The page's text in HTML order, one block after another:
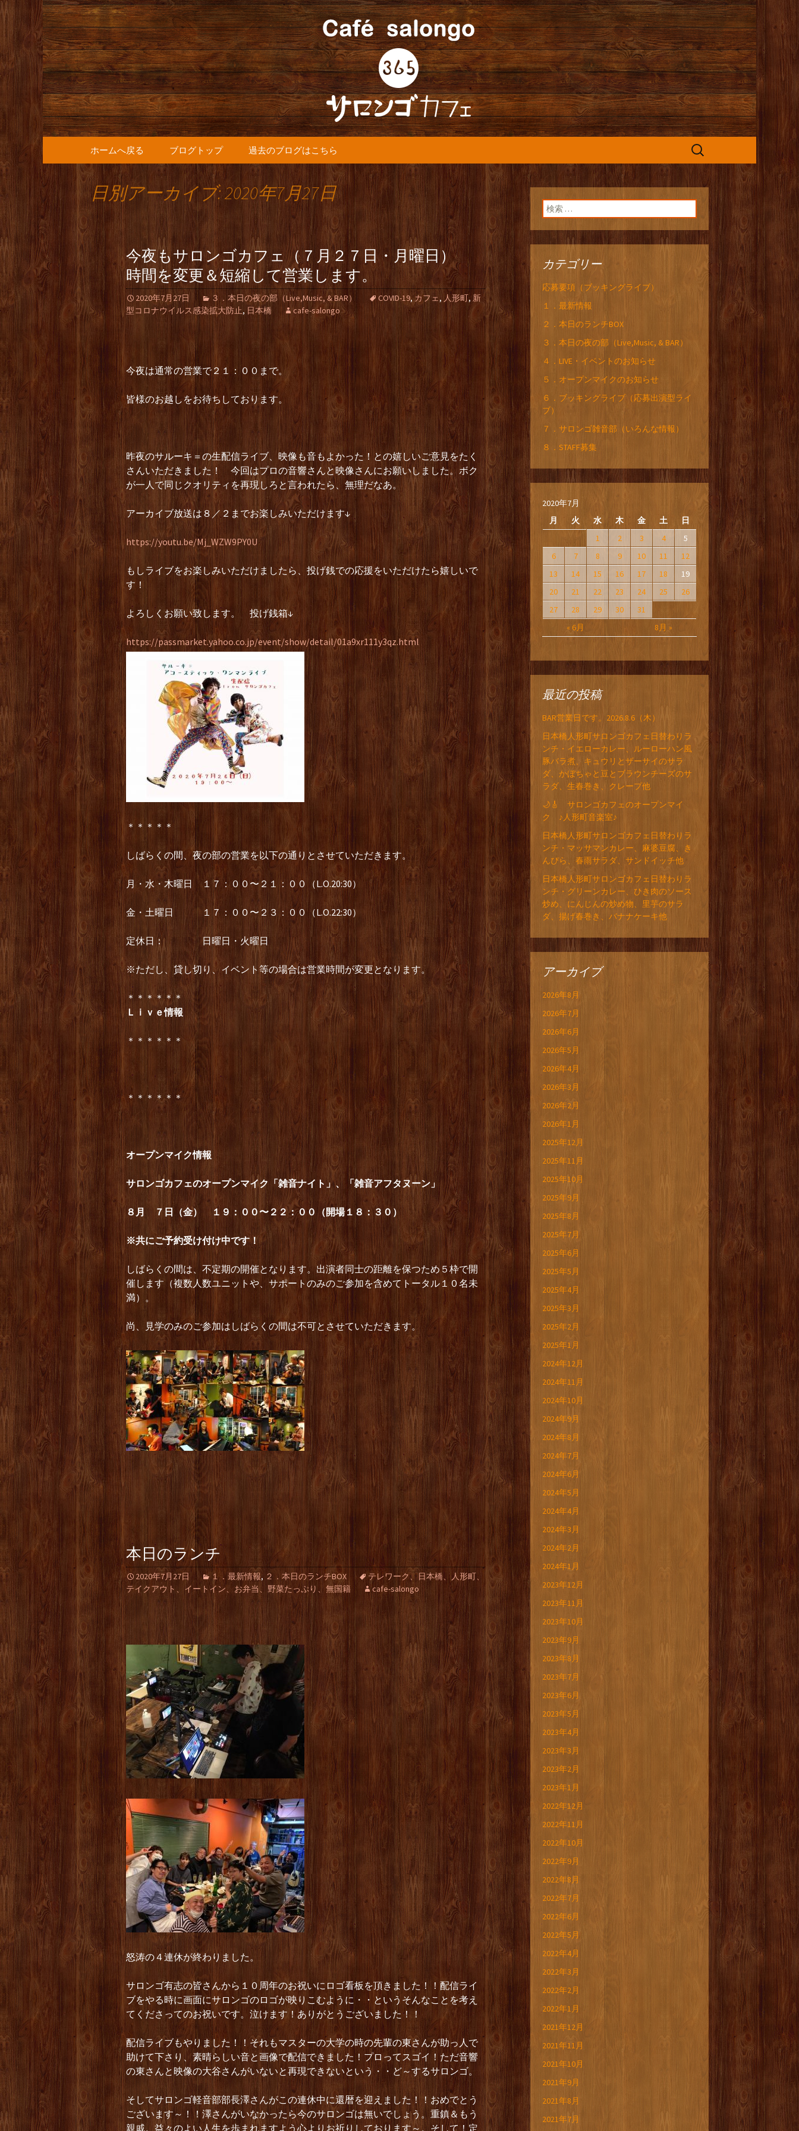
人形町の『365(サロンゴ)カフェ』よりお
知らせ
人形町の音楽カフェ『365カフェ』より最新情報をお届けします。
コンテンツへ移動
ホームへ戻る ブログトップ 過去のブログはこちら
検
日別アーカイブ: 2020年7月27日
今夜もサロンゴカフェ（７月２７日・月曜日）
時間を変更＆短縮して営業します。
2020年7月27日 ３．本日の夜の部（Live,Music, & BAR） COVID-19,カフェ, 人形町, 新
型コロナウイルス感染拡大防止, 日本橋 cafe-salongo
今夜は通常の営業で２１：００まで。
皆様のお越しをお待ちしております。
昨夜のサルーキ＝の生配信ライブ、映像も音もよかった！との嬉しいご意見をたく
さんいただきました！ 今回はプロの音響さんと映像さんにお願いしました。ボク
が一人で同じクオリティを再現しろと言われたら、無理だなあ。
アーカイブ放送は８／２までお楽しみいただけます↓
https://youtu.be/Mj_WZW9PY0U
もしライブをお楽しみいただけましたら、投げ銭での応援をいただけたら嬉しいで
す！
よろしくお願い致します。 投げ銭箱↓
https://passmarket.yahoo.co.jp/event/show/detail/01a9xr111y3qz.html
＊＊＊＊＊
しばらくの間、夜の部の営業を以下の通りとさせていただきます。
月・水・木曜日 １７：００〜２１：００（L.O.20:30）
金・土曜日 １７：００〜２３：００（L.O.22:30）
定休日： 日曜日・火曜日
※ただし、貸し切り、イベント等の場合は営業時間が変更となります。
＊＊＊＊＊＊
Ｌｉｖｅ情報
＊＊＊＊＊＊
＊＊＊＊＊＊
オープンマイク情報
サロンゴカフェのオープンマイク「雑音ナイト」、「雑音アフタヌーン」
８月 ７日（金） １９：００〜２２：００（開場１８：３０）
※共にご予約受け付け中です！
しばらくの間は、不定期の開催となります。出演者同士の距離を保つため５枠で開
催します（複数人数ユニットや、サポートのみのご参加を含めてトータル１０名未
満）。
尚、見学のみのご参加はしばらくの間は不可とさせていただきます。
本日のランチ
2020年7月27日 １．最新情報, ２．本日のランチBOX
テレワーク、日本橋、人形町、
テイクアウト、イートイン、お弁当、野菜たっぷり、無国籍
cafe-salongo
怒涛の４連休が終わりました。
サロンゴ有志の皆さんから１０周年のお祝いにロゴ看板を頂きました！！配信ライ
ブをやる時に画面にサロンゴのロゴが映りこむように・・というそんなことを考え
てくださってのお祝いです。泣けます！ありがとうございました！！
配信ライブもやりました！！それもマスターの大学の時の先輩の東さんが助っ人で
助けて下さり、素晴らしい音と画像で配信できました！プロってスゴイ！ただ音響
の東さんと映像の大谷さんがいないと再現できないという・・ど～するサロンゴ。
そしてサロンゴ軽音部部長澤さんがこの連休中に還暦を迎えました！！おめでとう
ございます～！！澤さんがいなかったら今のサロンゴは無いでしょう。重鎮＆もう
親戚。益々のよい人生を歩まれますよう心よりお祈りしております～。そして！定
検索:
カテゴリー
応募要項（ブッキングライブ）
１．最新情報
２．本日のランチBOX
３．本日の夜の部（Live,Music, & BAR）
４．LIVE・イベントのお知らせ
５．オープンマイクのお知らせ
６．ブッキングライブ（応募出演型ライ
ブ）
７．サロンゴ雑音部（いろんな情報）
８．STAFF募集
2020年7月
月
火 水 木 金 土 日
« 6月 8月 »
1 2 3 4
5
6
7 8 9 10 11
12
13
14 15 16 17 18
19
20
21 22 23 24 25
26
27
28 29 30 31
最近の投稿
BAR営業日です。2026.8.6（木）
日本橋人形町サロンゴカフェ日替わりラ
ンチ・イエローカレー、ルーローハン風
豚バラ煮、キュウリとザーサイのサラ
ダ、かぼちゃと豆とブラウンチーズのサ
ラダ、生春巻き、クレープ他
🌙🎸 サロンゴカフェのオープンマイ
ク ♪人形町音楽室♪
日本橋人形町サロンゴカフェ日替わりラ
ンチ・マッサマンカレー、麻婆豆腐、き
んぴら、春雨サラダ、サンドイッチ他
日本橋人形町サロンゴカフェ日替わりラ
ンチ・グリーンカレー、ひき肉のソース
炒め、にんじんの炒め物、里芋のサラ
ダ、揚げ春巻き、バナナケーキ他
アーカイブ
2026年8月
2026年7月
2026年6月
2026年5月
2026年4月
2026年3月
2026年2月
2026年1月
2025年12月
2025年11月
2025年10月
2025年9月
2025年8月
2025年7月
2025年6月
2025年5月
2025年4月
2025年3月
2025年2月
2025年1月
2024年12月
2024年11月
2024年10月
2024年9月
2024年8月
2024年7月
2024年6月
2024年5月
2024年4月
2024年3月
2024年2月
2024年1月
2023年12月
2023年11月
2023年10月
2023年9月
2023年8月
2023年7月
2023年6月
2023年5月
2023年4月
2023年3月
2023年2月
2023年1月
2022年12月
2022年11月
2022年10月
2022年9月
2022年8月
2022年7月
2022年6月
2022年5月
2022年4月
2022年3月
2022年2月
2022年1月
2021年12月
2021年11月
2021年10月
2021年9月
2021年8月
2021年7月